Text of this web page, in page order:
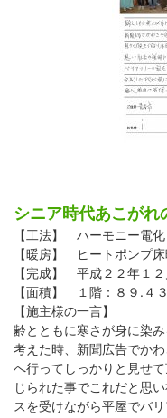
シニア時代あこがれ
【工法】 ハーモニー電化
【暖房】 ヒートポンプ
【完成】 平成２２年１２
【面積】 １階：８９.４
【施主様の一言】
齢とともに寒さが身に染
考えた時、新聞広告でか
へ行ってしっかりと見せ
じられた事でこれだと思
スを受けながら平屋でバ